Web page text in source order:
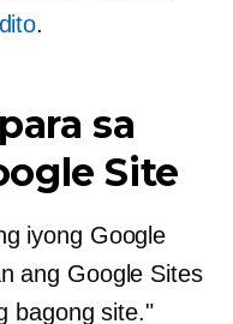
dito.
sa
Site
iyong Google
ang Google Sites
bagong site."